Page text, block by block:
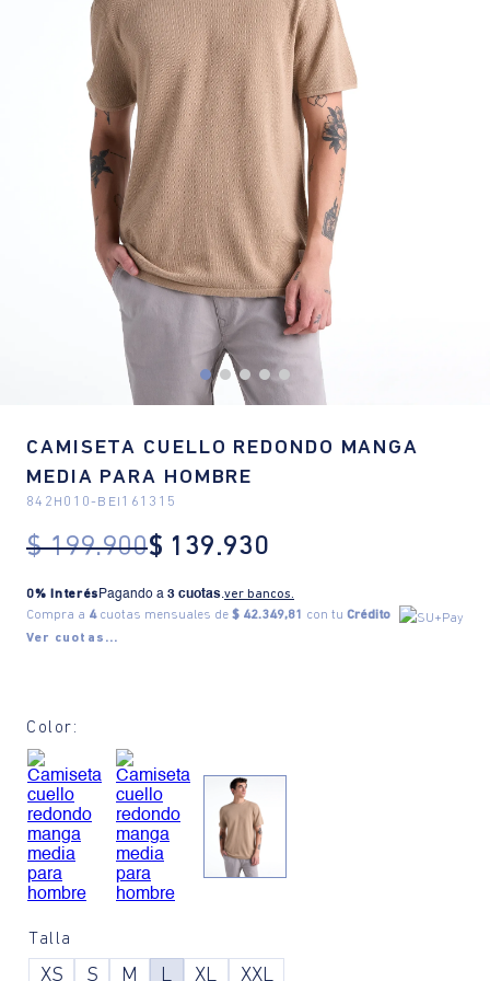
CAMISETA CUELLO REDONDO MANGA
MEDIA PARA HOMBRE
842H010- BEI161315
$ 199.900$ 139.930
0% Interés Pagando a 3 cuotas.ver bancos.
Compra a 4cuotas mensuales de $ 42.349,81 con tu Crédito
Ver cuotas...
Color:
Talla
XS S M L XL XXL